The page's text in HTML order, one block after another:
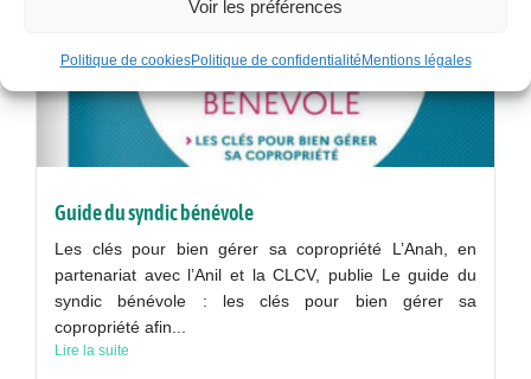
Voir les préférences
Politique de cookiesPolitique de confidentialité Mentions légales
Guide du syndic bénévole
Les clés pour bien gérer sa copropriété L’Anah, en
partenariat avec l’Anil et la CLCV, publie Le guide du
syndic bénévole : les clés pour bien gérer sa
copropriété afin...
Lire la suite